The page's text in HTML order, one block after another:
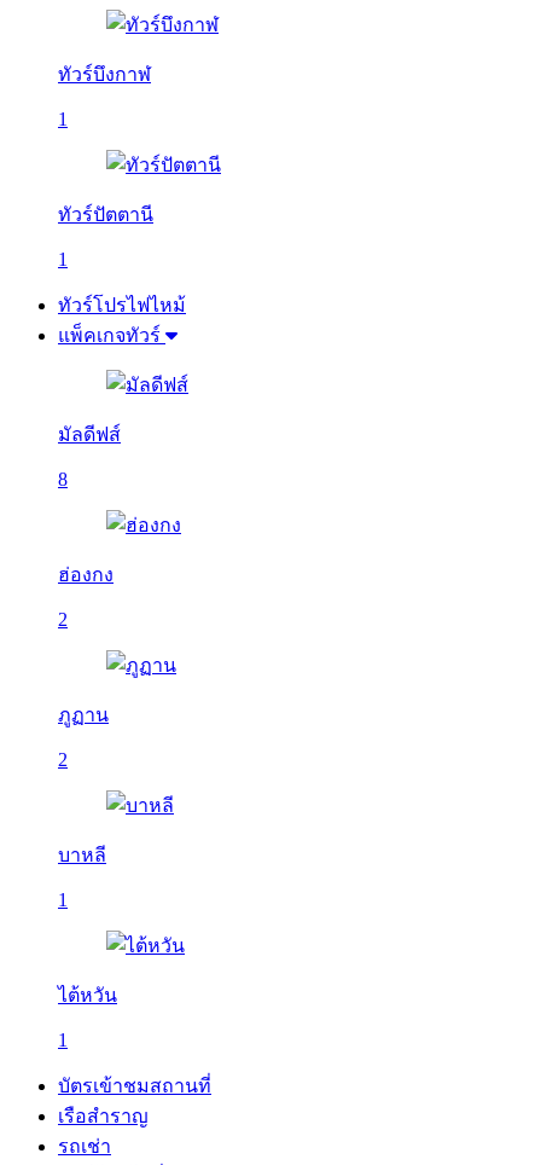
ทัวร์บึงกาฬ
1
ทัวร์ปัตตานี
1
ทัวร์โปรไฟไหม้
แพ็คเกจทัวร์
มัลดีฟส์
8
ฮ่องกง
2
ภูฏาน
2
บาหลี
1
ไต้หวัน
1
บัตรเข้าชมสถานที่
เรือสำราญ
รถเช่า